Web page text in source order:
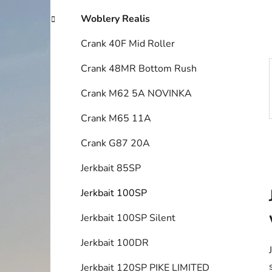
p
Woblery Realis
Crank 40F Mid Roller
Crank 48MR Bottom Rush
Crank M62 5A NOVINKA
Crank M65 11A
Crank G87 20A
Jerkbait 85SP
Jerkbait 100SP
Jerkbait 100SP Silent
Jerkbait 100DR
Jerkbait 120SP PIKE LIMITED